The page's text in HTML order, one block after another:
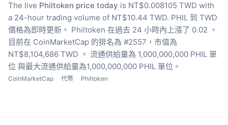
The live Philtoken price today is NT$0.008105 TWD with
a 24-hour trading volume of NT$10.44 TWD. PHIL 到 TWD
價格為即時更新。 Philtoken 在過去 24 小時內上漲了 0.02 。
目前在 CoinMarketCap 的排名為 #2557，市值為
NT$8,104,686 TWD 。 流通供給量為 1,000,000,000 PHIL 單
位 與最大流通供給量為1,000,000,000 PHIL 單位。
CoinMarketCap 代幣 Philtoken